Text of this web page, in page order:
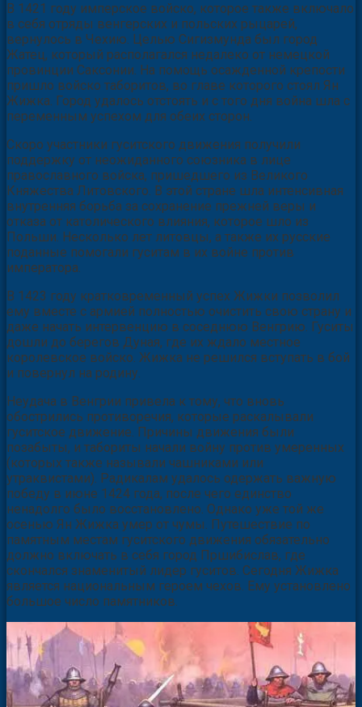
В 1421 году имперское войско, которое также включало
в себя отряды венгерских и польских рыцарей,
вернулось в Чехию. Целью Сигизмунда был город
Жатец, который располагался недалеко от немецкой
провинции Саксонии. На помощь осажденной крепости
пришло войско таборитов, во главе которого стоял Ян
Жижка. Город удалось отстоять и с того дня война шла с
переменным успехом для обеих сторон.
Скоро участники гуситского движения получили
поддержку от неожиданного союзника в лице
православного войска, пришедшего из Великого
Княжества Литовского. В этой стране шла интенсивная
внутренняя борьба за сохранение прежней веры и
отказа от католического влияния, которое шло из
Польши. Несколько лет литовцы, а также их русские
поданные помогали гуситам в их войне против
императора.
В 1423 году кратковременный успех Жижки позволил
ему вместе с армией полностью очистить свою страну и
даже начать интервенцию в соседнюю Венгрию. Гуситы
дошли до берегов Дуная, где их ждало местное
королевское войско. Жижка не решился вступать в бой
и повернул на родину.
Неудача в Венгрии привела к тому, что вновь
обострились противоречия, которые раскалывали
гуситское движение. Причины движения были
позабыты, и табориты начали войну против умеренных
(которых также называли чашниками или
утраквистами). Радикалам удалось одержать важную
победу в июне 1424 года, после чего единство
ненадолго было восстановлено. Однако уже той же
осенью Ян Жижка умер от чумы. Путешествие по
памятным местам гуситского движения обязательно
должно включать в себя город Пршибислав, где
скончался знаменитый лидер гуситов. Сегодня Жижка
является национальным героем чехов. Ему установлено
большое число памятников.